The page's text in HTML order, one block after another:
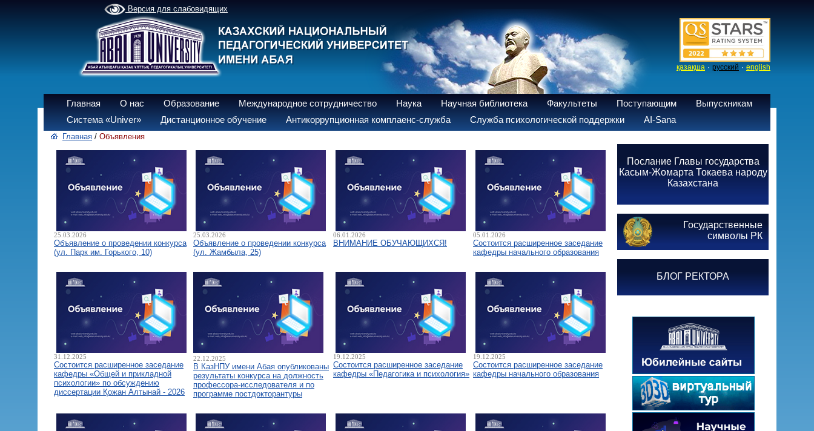
Версия для слабовидящих
қазақша · русский · english
Главная О нас Образование Международное сотрудничество Наука Научная библиотека Факультеты Поступающим
Выпускникам
Система «Univer»
Дистанционное обучение Антикоррупционная комплаенс-служба Служба психологической поддержки AI-Sana
Главная / Объявления
25.03.2026
Объявление о проведении конкурса
(ул. Парк им. Горького, 10)
25.03.2026
Объявление о проведении конкурса
(ул. Жамбыла, 25)
06.01.2026
ВНИМАНИЕ ОБУЧАЮЩИХСЯ!
05.01.2026
Состоится расширенное заседание
кафедры начального образования
31.12.2025
Состоится расширенное заседание
кафедры «Общей и прикладной
психологии» по обсуждению
диссертации Қожан Алтынай - 2026
22.12.2025
В КазНПУ имени Абая опубликованы
результаты конкурса на должность
профессора-исследователя и по
программе постдокторантуры
19.12.2025
Состоится расширенное заседание
кафедры «Педагогика и психология»
19.12.2025
Состоится расширенное заседание
кафедры начального образования
Послание Главы государства
Касым-Жомарта Токаева народу
Казахстана
Государственные
символы РК
БЛОГ РЕКТОРА